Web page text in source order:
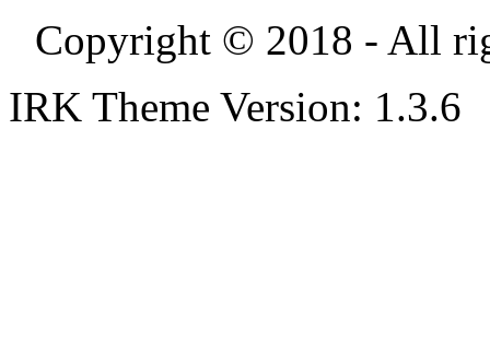
Copyright © 2018 - All
IRK Theme Version: 1.3.6